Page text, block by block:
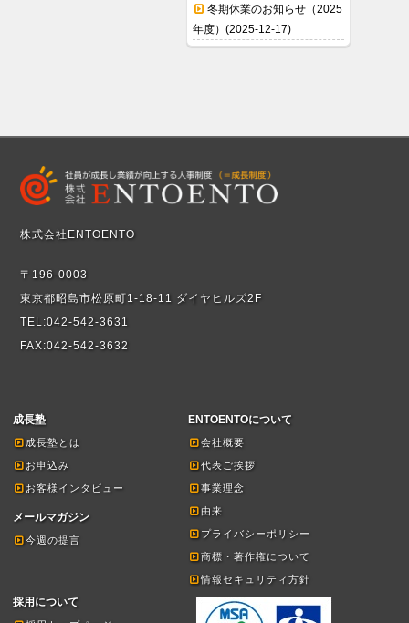
冬期休業のお知らせ（2025
年度）(2025-12-17)
株式会社ENTOENTO
〒196-0003
東京都昭島市松原町1-18-11 ダイヤヒルズ2F
TEL:042-542-3631
FAX:042-542-3632
成長塾
成長塾とは
お申込み
お客様インタビュー
メールマガジン
今週の提言
ENTOENTOについて
会社概要
代表ご挨拶
事業理念
由来
プライバシーポリシー
商標・著作権について
情報セキュリティ方針
採用について